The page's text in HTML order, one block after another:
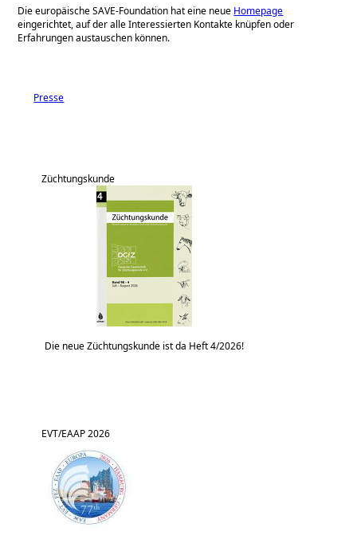
Die europäische SAVE-Foundation hat eine neue Homepage
eingerichtet, auf der alle Interessierten Kontakte knüpfen oder
Erfahrungen austauschen können.
Presse
Züchtungskunde
Die neue Züchtungskunde ist da Heft 4/2026!
EVT/EAAP 2026